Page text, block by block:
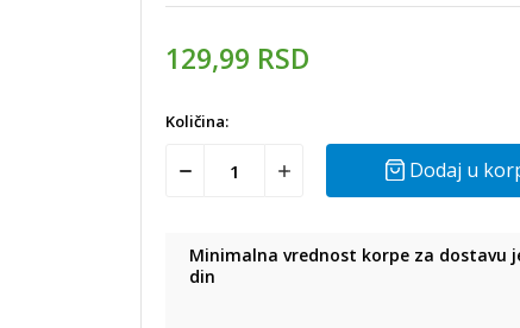
129,99 RSD
Količina:
Dodaj u
Minimalna vrednost korpe za dostavu
din